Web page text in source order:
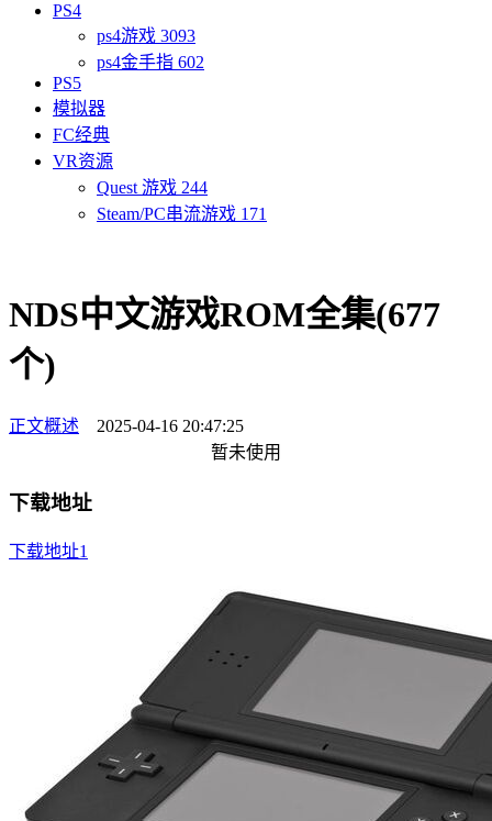
PS4
ps4游戏 3093
ps4金手指 602
PS5
模拟器
FC经典
VR资源
Quest 游戏 244
Steam/PC串流游戏 171
NDS中文游戏ROM全集(677
个)
正文概述
2025-04-16 20:47:25
暂未使用
下载地址
下载地址1